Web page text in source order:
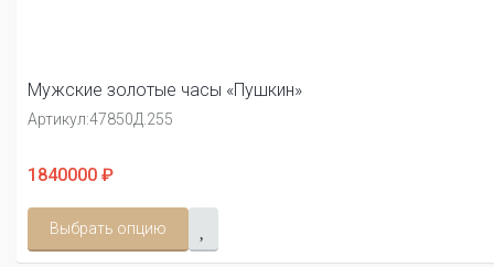
Мужские золотые часы «Пушкин»
Артикул:47850Д.255
1840000 ₽
Выбрать опцию